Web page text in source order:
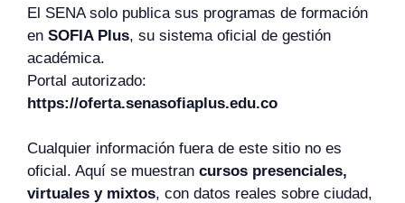
El SENA solo publica sus programas de formación
en SOFIA Plus, su sistema oficial de gestión
académica.
Portal autorizado:
https://oferta.senasofiaplus.edu.co
Cualquier información fuera de este sitio no es
oficial. Aquí se muestran cursos presenciales,
virtuales y mixtos, con datos reales sobre ciudad,